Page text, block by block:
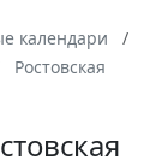
календари
Ростовская